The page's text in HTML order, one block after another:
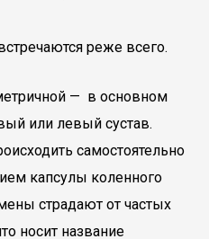
реже всего.
— в основном
или левый сустав.
самостоятельно
капсулы коленного
страдают от частых
носит название